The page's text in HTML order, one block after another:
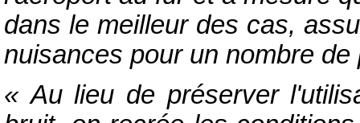
dans le meilleur des cas,
nuisances pour un nombre
« Au lieu de préserver